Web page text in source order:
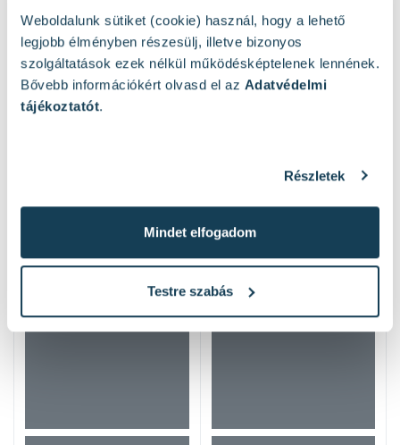
Weboldalunk sütiket (cookie) használ, hogy a lehető
legjobb élményben részesülj, illetve bizonyos
szolgáltatások ezek nélkül működésképtelenek lennének.
Bővebb információkért olvasd el az Adatvédelmi
tájékoztatót.
Részletek
Mindet elfogadom
Testre szabás
Hasonló termékek